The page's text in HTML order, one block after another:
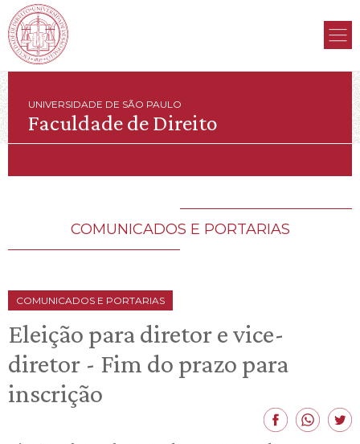
UNIVERSIDADE DE SÃO PAULO
Faculdade de Direito
COMUNICADOS E PORTARIAS
COMUNICADOS E PORTARIAS
Eleição para diretor e vice-
diretor - Fim do prazo para
inscrição